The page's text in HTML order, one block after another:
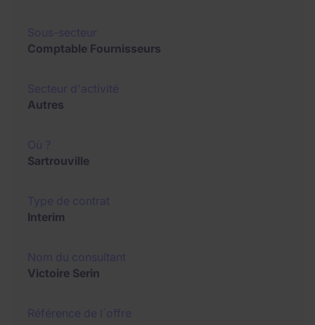
Comptable Fournisseurs
Autres
Sartrouville
Interim
Victoire Serin